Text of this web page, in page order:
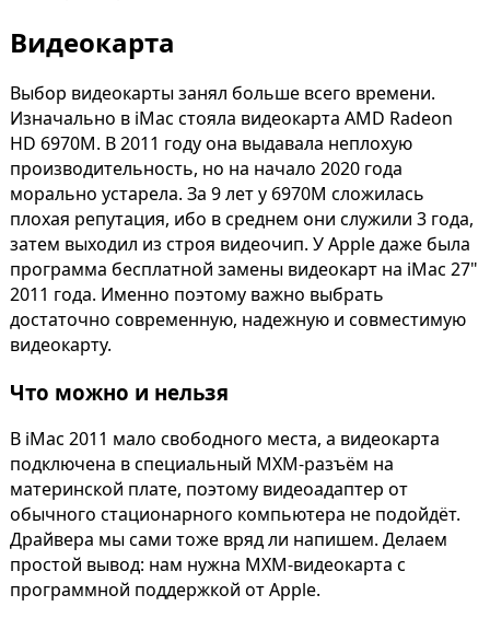
Видеокарта
Выбор видеокарты занял больше всего времени.
Изначально в iMac стояла видеокарта AMD Radeon
HD 6970M. В 2011 году она выдавала неплохую
производительность, но на начало 2020 года
морально устарела. За 9 лет у 6970M сложилась
плохая репутация, ибо в среднем они служили 3 года,
затем выходил из строя видеочип. У Apple даже была
программа бесплатной замены видеокарт на iMac 27"
2011 года. Именно поэтому важно выбрать
достаточно современную, надежную и совместимую
видеокарту.
Что можно и нельзя
В iMac 2011 мало свободного места, а видеокарта
подключена в специальный MXM-разъём на
материнской плате, поэтому видеоадаптер от
обычного стационарного компьютера не подойдёт.
Драйвера мы сами тоже вряд ли напишем. Делаем
простой вывод: нам нужна MXM-видеокарта с
программной поддержкой от Apple.